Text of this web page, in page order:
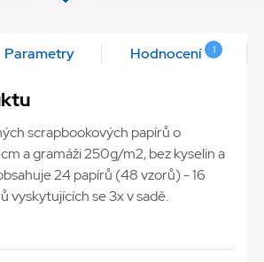
Parametry Hodnocení 1
scrapbookových papírů o
a gramáži 250g/m2, bez kyselin a
24 papírů (48 vzorů) - 16
vyskytujících se 3x v sadě.